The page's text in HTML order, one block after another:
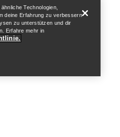
Technologien,
deine Erfahrung zu verbessern
zu unterstützen und dir
Erfahre mehr in